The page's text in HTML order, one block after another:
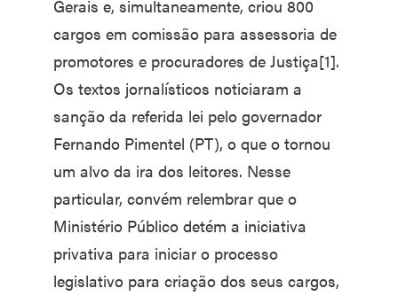
Gerais e, simultaneamente, criou 800
cargos em comissão para assessoria de
promotores e procuradores de Justiça[1].
Os textos jornalísticos noticiaram a
sanção da referida lei pelo governador
Fernando Pimentel (PT), o que o tornou
um alvo da ira dos leitores. Nesse
particular, convém relembrar que o
Ministério Público detém a iniciativa
privativa para iniciar o processo
legislativo para criação dos seus cargos,